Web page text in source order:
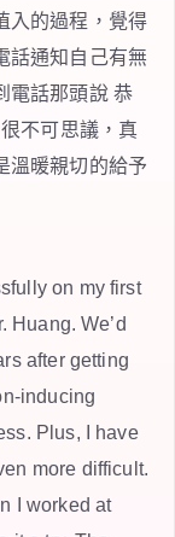
入的過程，覺得
話通知自己有無
電話那頭說 恭
不可思議，真
溫暖親切的給予
on my first
Huang. We’d
after getting
inducing
Plus, I have
more difficult.
I worked at